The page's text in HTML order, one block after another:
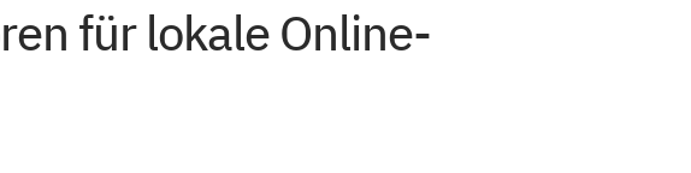
für lokale Online-